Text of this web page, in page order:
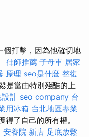
個打擊，因為他確切地
律師推薦 子母車 居家
原理 seo是什麼 整復
是當由特別殘酷的上
設計 seo company 台
用冰箱 台北地區專業
了自己的所有權。
安養院 新店 足底放鬆